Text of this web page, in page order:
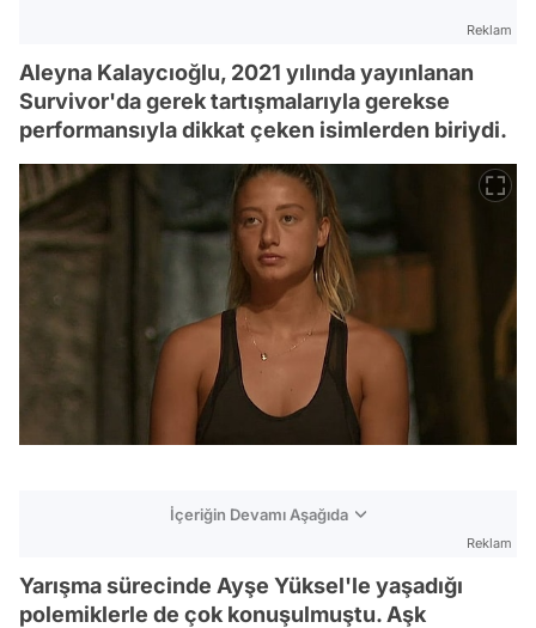
Reklam
Aleyna Kalaycıoğlu, 2021 yılında yayınlanan
Survivor'da gerek tartışmalarıyla gerekse
performansıyla dikkat çeken isimlerden biriydi.
İçeriğin Devamı Aşağıda
Reklam
Yarışma sürecinde Ayşe Yüksel'le yaşadığı
polemiklerle de çok konuşulmuştu. Aşk